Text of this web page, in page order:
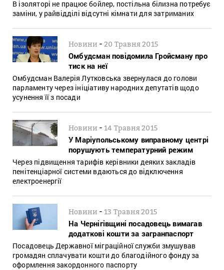
В ізоляторі не працює бойлер, постільна білизна потребує
заміни, у райвідділі відсутні кімнати для затриманих
Новини -20 Травня 2015
Омбудсман повідомила Гройсману про
тиск на неї
Омбудсман Валерія Лутковська звернулася до голови
парламенту через ініціативу народних депутатів щодо
усунення її з посади
Новини -14 Травня 2015
У Маріупольському виправному центрі
порушують температурний режим
Через підвищення тарифів керівники деяких закладів
пенітенціарної системи вдаються до відключення
електроенергії
Новини -13 Травня 2015
На Чернігівщині посадовець вимагав
додаткові кошти за загранпаспорт
Посадовець Державної міграційної служби змушував
громадян сплачувати кошти до благодійного фонду за
оформлення закордонного паспорту